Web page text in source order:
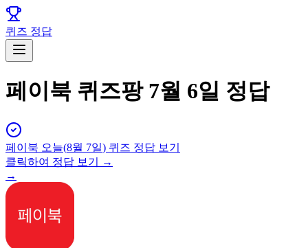
퀴즈 정답
페이북 퀴즈팡 7월 6일 정답
페이북 오늘(8월 7일) 퀴즈 정답 보기
클릭하여 정답 보기 →
→